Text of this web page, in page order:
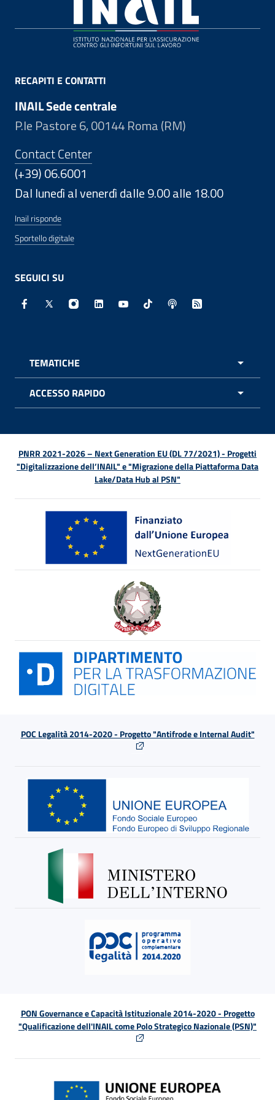
RECAPITI E CONTATTI
INAIL Sede centrale
P.le Pastore 6, 00144 Roma (RM)
Contact Center
(+39) 06.6001
Dal lunedì al venerdì dalle 9.00 alle 18.00
Inail risponde
Sportello digitale
SEGUICI SU
Facebook - Sito esterno - Apertura in nuova finestra
X - Sito esterno - Apertura in nuova finestra
Instagram - Sito esterno - Apertura in
Linkedin - Sito esterno - Apertura in
Youtube - Sito esterno -
TikTok - Sito esterno -
Spreaker - Sito
Feed RSS -
TEMATICHE
ACCESSO RAPIDO
PNRR 2021-2026 – Next Generation EU (DL 77/2021) - Progetti
"Digitalizzazione dell’INAIL" e "Migrazione della Piattaforma Data
Lake/Data Hub al PSN"
POC Legalità 2014-2020 - Progetto "Antifrode e Internal Audit"
PON Governance e Capacità Istituzionale 2014-2020 - Progetto
"Qualificazione dell'INAIL come Polo Strategico Nazionale (PSN)"